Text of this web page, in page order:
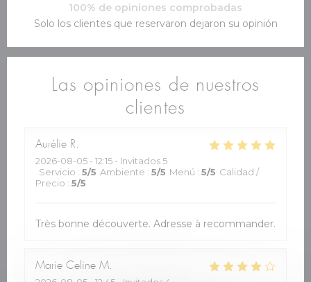
Las opiniones de nuestros
clientes
Aurélie R
2026-08-05 - 12:15 - Invitados 5
Servicio : 5/5 Ambiente : 5/5 Menú : 5/5 Calidad /
Precio : 5/5
Très bonne découverte. Adresse à recommander.
Marie Celine M
100% de opiniones comprobadas
Solo los clientes que reservaron dejaron su opinión